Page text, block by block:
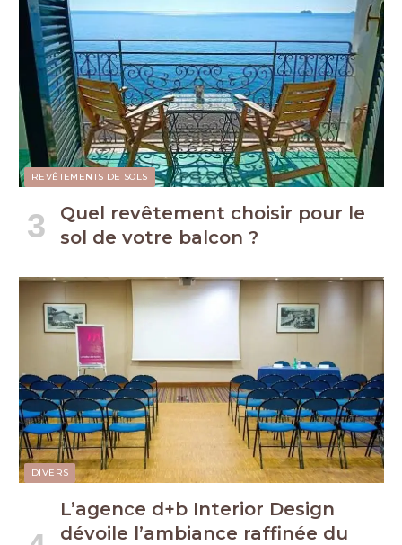
REVÊTEMENTS DE SOLS
Quel revêtement choisir pour le
sol de votre balcon ?
DIVERS
L’agence d+b Interior Design
dévoile l’ambiance raffinée du